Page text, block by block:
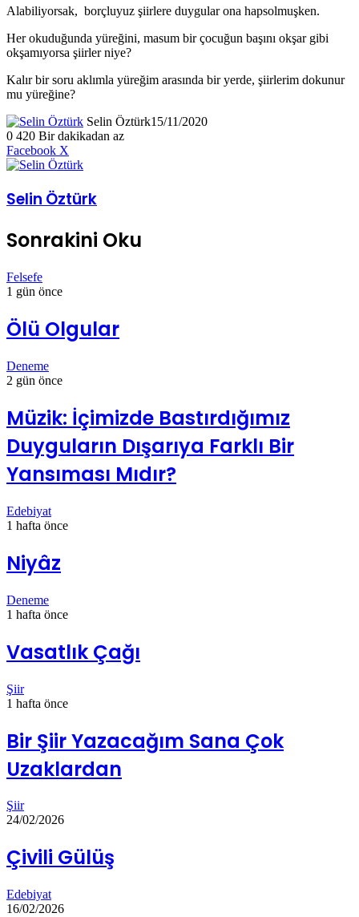
Alabiliyorsak, borçluyuz şiirlere duygular ona hapsolmuşken.
Her okuduğunda yüreğini, masum bir çocuğun başını okşar gibi
okşamıyorsa şiirler niye?
Kalır bir soru aklımla yüreğim arasında bir yerde, şiirlerim dokunur
mu yüreğine?
Selin Öztürk15/11/2020
0 420 Bir dakikadan az
Facebook X
Posta
paylaş
Selin Öztürk
Sonrakini Oku
Felsefe
1 gün önce
Ölü Olgular
Deneme
2 gün önce
Müzik: İçimizde Bastırdığımız
Duyguların Dışarıya Farklı Bir
Yansıması Mıdır?
Edebiyat
1 hafta önce
Niyâz
Deneme
1 hafta önce
Vasatlık Çağı
Şiir
1 hafta önce
Bir Şiir Yazacağım Sana Çok
Uzaklardan
Şiir
24/02/2026
Çivili Gülüş
Edebiyat
16/02/2026